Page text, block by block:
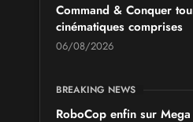
Command & Conquer
cinématiques comprises
06/08/2026
BREAKING NEWS
RoboCop enfin sur